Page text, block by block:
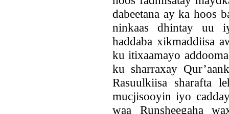
dabeetana ay ka hoos
ninkaas dhintay uu
haddaba xikmaddiisa
ku itixaamayo
ku sharraxay
Rasuulkiisa sharafta
mucjisooyin iyo
waa Runsheegaha